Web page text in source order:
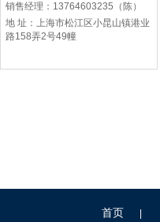
销售经理：13764603235（陈）
地 址：上海市松江区小昆山镇港业
路158弄2号49幢
首页